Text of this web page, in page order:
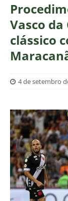
Vasco
clássico
4 de setembro